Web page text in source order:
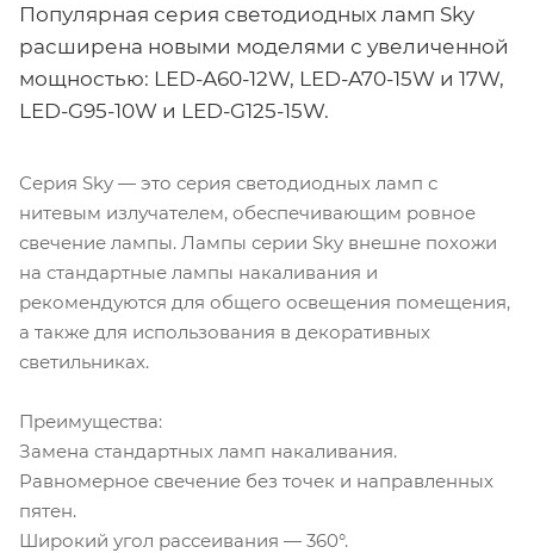
Популярная серия светодиодных ламп Sky
расширена новыми моделями с увеличенной
мощностью: LED-A60-12W, LED-A70-15W и 17W,
LED-G95-10W и LED-G125-15W.
Серия Sky — это серия светодиодных ламп с
нитевым излучателем, обеспечивающим ровное
свечение лампы. Лампы серии Sky внешне похожи
на стандартные лампы накаливания и
рекомендуются для общего освещения помещения,
а также для использования в декоративных
светильниках.
Преимущества:
Замена стандартных ламп накаливания.
Равномерное свечение без точек и направленных
пятен.
Широкий угол рассеивания — 360°.